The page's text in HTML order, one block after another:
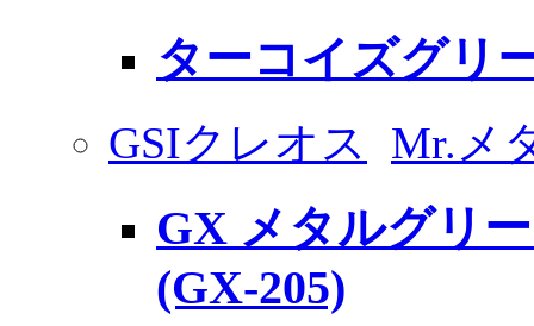
ターコイズグリ
GSIクレオス Mr.メ
GX メタルグリ
(GX-205)